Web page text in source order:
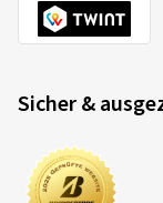
Sicher &